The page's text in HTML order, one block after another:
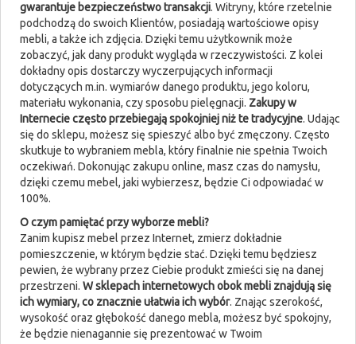
gwarantuje bezpieczeństwo transakcji. Witryny, które rzetelnie
podchodzą do swoich Klientów, posiadają wartościowe opisy
mebli, a także ich zdjęcia. Dzięki temu użytkownik może
zobaczyć, jak dany produkt wygląda w rzeczywistości. Z kolei
dokładny opis dostarczy wyczerpujących informacji
dotyczących m.in. wymiarów danego produktu, jego koloru,
materiału wykonania, czy sposobu pielęgnacji. Zakupy w
Internecie często przebiegają spokojniej niż te tradycyjne. Udając
się do sklepu, możesz się spieszyć albo być zmęczony. Często
skutkuje to wybraniem mebla, który finalnie nie spełnia Twoich
oczekiwań. Dokonując zakupu online, masz czas do namysłu,
dzięki czemu mebel, jaki wybierzesz, będzie Ci odpowiadać w
100%.
O czym pamiętać przy wyborze mebli?
Zanim kupisz mebel przez Internet, zmierz dokładnie
pomieszczenie, w którym będzie stać. Dzięki temu będziesz
pewien, że wybrany przez Ciebie produkt zmieści się na danej
przestrzeni. W sklepach internetowych obok mebli znajdują się
ich wymiary, co znacznie ułatwia ich wybór. Znając szerokość,
wysokość oraz głębokość danego mebla, możesz być spokojny,
że będzie nienagannie się prezentować w Twoim